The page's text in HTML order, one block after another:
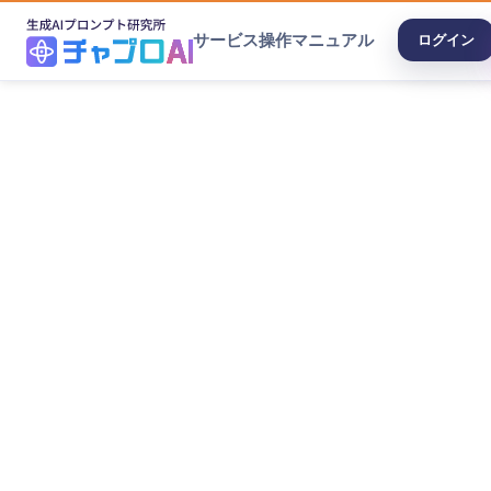
サービス操作マニュアル ログイン